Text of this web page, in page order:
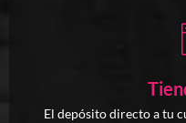
El depósito directo a tu